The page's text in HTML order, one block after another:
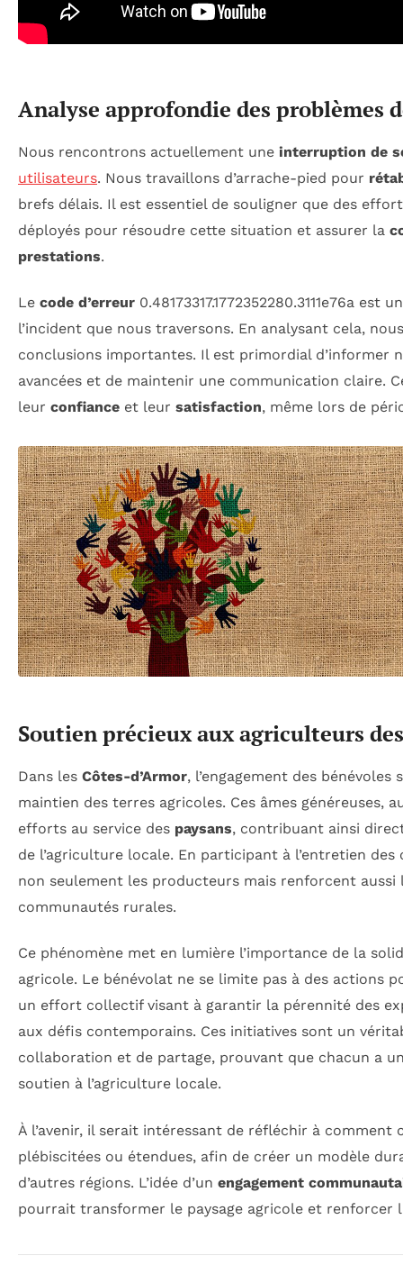
Analyse approfondie des problèmes
Nous rencontrons actuellement une interruption de
utilisateurs. Nous travaillons d’arrache-pied pour
brefs délais. Il est essentiel de souligner que des
déployés pour résoudre cette situation et assurer la
prestations.
Le code d’erreur 0.48173317.1772352280.3111e76a
l’incident que nous traversons. En analysant cela,
conclusions importantes. Il est primordial d’informer
avancées et de maintenir une communication claire.
leur confiance et leur satisfaction, même lors de
Soutien précieux aux agriculteurs
Dans les Côtes-d’Armor, l’engagement des
maintien des terres agricoles. Ces âmes généreuses,
efforts au service des paysans, contribuant ainsi
de l’agriculture locale. En participant à l’entretien
non seulement les producteurs mais renforcent aussi
communautés rurales.
Ce phénomène met en lumière l’importance de la
agricole. Le bénévolat ne se limite pas à des actions
un effort collectif visant à garantir la pérennité des
aux défis contemporains. Ces initiatives sont un
collaboration et de partage, prouvant que chacun a
soutien à l’agriculture locale.
À l’avenir, il serait intéressant de réfléchir à
plébiscitées ou étendues, afin de créer un modèle
d’autres régions. L’idée d’un engagement
pourrait transformer le paysage agricole et renforcer